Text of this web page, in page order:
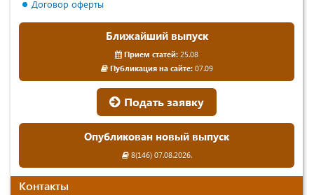
Договор оферты
Ближайший выпуск
Прием статей: 25.08
Публикация на сайте:07.09
Подать заявку
Опубликован новый выпуск
8(146) 07.08.2026.
Контакты